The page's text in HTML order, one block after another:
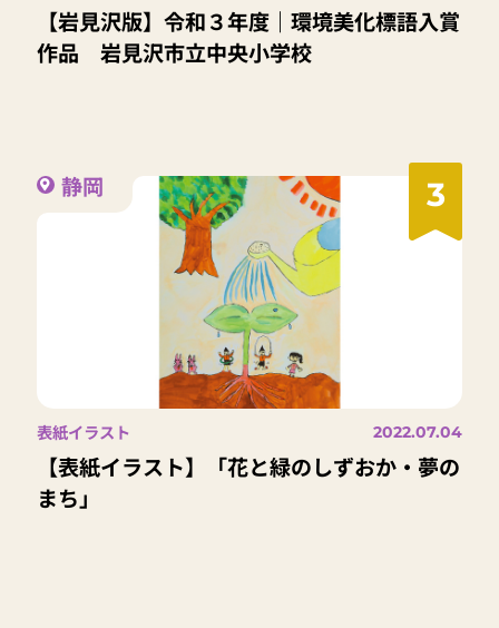
【岩見沢版】令和３年度｜環境美化標語入賞
作品 岩見沢市立中央小学校
3
静岡
表紙イラスト 2022.07.04
【表紙イラスト】「花と緑のしずおか・夢の
まち」